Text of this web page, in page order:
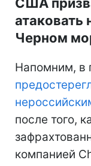
атаковать
Черном
Напомним, в
после того,
компанией